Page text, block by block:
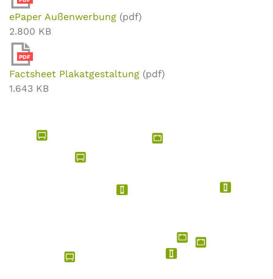
ePaper Außenwerbung (pdf)
2.800 KB
PDF
Factsheet Plakatgestaltung (pdf)
1.643 KB